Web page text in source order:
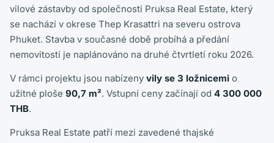
vilové zástavby od společnosti Pruksa Real Estate, který
se nachází v okrese Thep Krasattri na severu ostrova
Phuket. Stavba v současné době probíhá a předání
nemovitostí je naplánováno na druhé čtvrtletí roku 2026.
V rámci projektu jsou nabízeny vily se 3 ložnicemi o
užitné ploše 90,7 m². Vstupní ceny začínají od 4 300 000
THB.
Pruksa Real Estate patří mezi zavedené thajské